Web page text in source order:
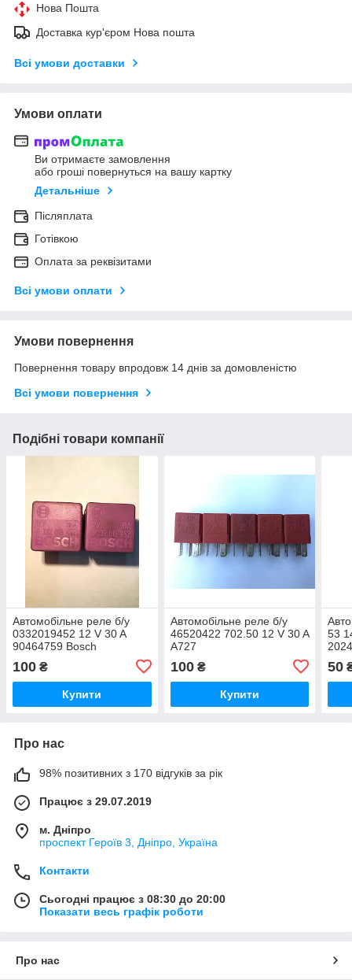
Нова Пошта
Доставка кур'єром Нова пошта
Всі умови доставки
Умови оплати
Ви отримаєте замовлення
або гроші повернуться на вашу картку
Детальніше
Післяплата
Готівкою
Оплата за реквізитами
Всі умови оплати
Умови повернення
Повернення товару впродовж 14 днів за домовленістю
Всі умови повернення
Подібні товари компанії
Автомобільне реле б/у
0332019452 12 V 30 A
90464759 Bosch
100 ₴
Купити
Автомобільне реле б/у
46520422 702.50 12 V 30 A
A727
100₴
Купити
53
50
Про нас
98% позитивних з 170 відгуків за рік
Працює з 29.07.2019
м. Дніпро
проспект Героїв 3, Дніпро, Україна
Контакти
Сьогодні працює з 08:30 до 20:00
Показати весь графік роботи
Про нас